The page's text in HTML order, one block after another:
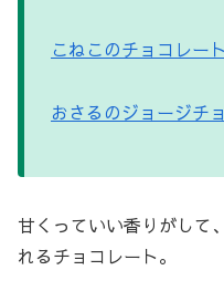
こねこのチョコレート
おさるのジョージチ
甘くっていい香りがして
れるチョコレート。